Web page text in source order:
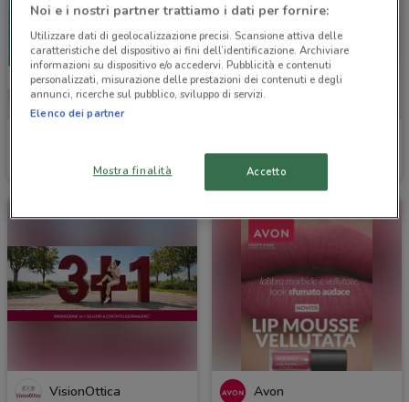
8.1 km Scade il 30/09
VisionOttica Avon
Noi e i nostri partner trattiamo i dati per fornire:
Utilizzare dati di geolocalizzazione precisi. Scansione attiva delle
caratteristiche del dispositivo ai fini dell’identificazione. Archiviare
informazioni su dispositivo e/o accedervi. Pubblicità e contenuti
personalizzati, misurazione delle prestazioni dei contenuti e degli
annunci, ricerche sul pubblico, sviluppo di servizi.
Elenco dei partner
Mostra finalità Accetto